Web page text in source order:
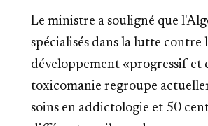
Le ministre a souligné que
spécialisés dans la lutte
développement «progressif et
toxicomanie regroupe
soins en addictologie et 50